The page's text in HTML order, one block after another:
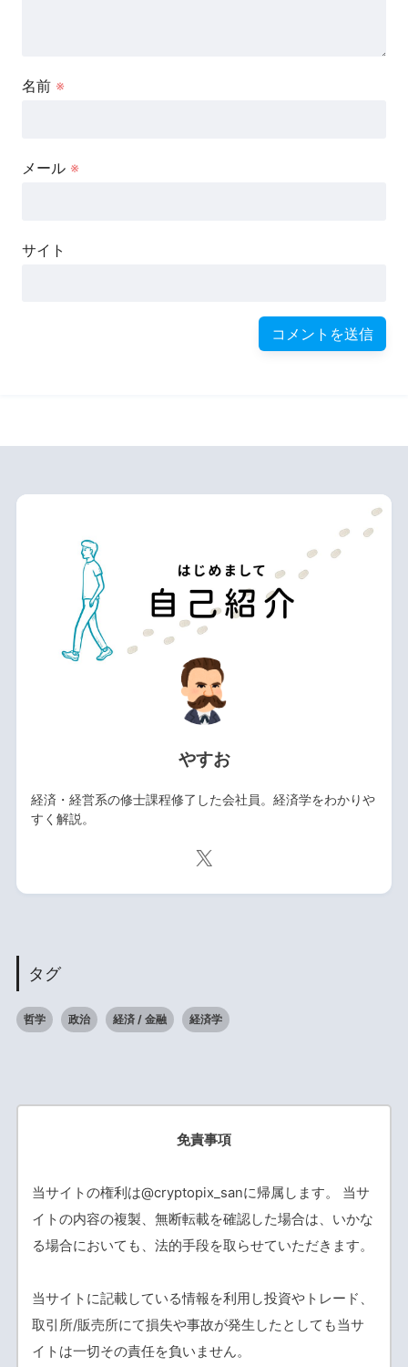
名前 ※
メール ※
サイト
やすお
経済・経営系の修士課程修了した会社員。経済学をわかりや
すく解説。
タグ
哲学 政治 経済 / 金融 経済学
免責事項
当サイトの権利は@cryptopix_sanに帰属します。 当サ
イトの内容の複製、無断転載を確認した場合は、いかな
る場合においても、法的手段を取らせていただきます。
当サイトに記載している情報を利用し投資やトレード、
取引所/販売所にて損失や事故が発生したとしても当サ
イトは一切その責任を負いません。